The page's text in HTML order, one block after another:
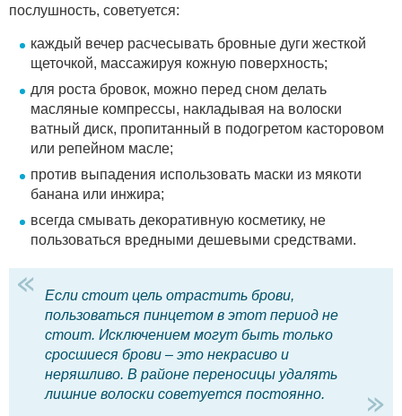
послушность, советуется:
каждый вечер расчесывать бровные дуги жесткой
щеточкой, массажируя кожную поверхность;
для роста бровок, можно перед сном делать
масляные компрессы, накладывая на волоски
ватный диск, пропитанный в подогретом касторовом
или репейном масле;
против выпадения использовать маски из мякоти
банана или инжира;
всегда смывать декоративную косметику, не
пользоваться вредными дешевыми средствами.
Если стоит цель отрастить брови,
пользоваться пинцетом в этот период не
стоит. Исключением могут быть только
сросшиеся брови – это некрасиво и
неряшливо. В районе переносицы удалять
лишние волоски советуется постоянно.